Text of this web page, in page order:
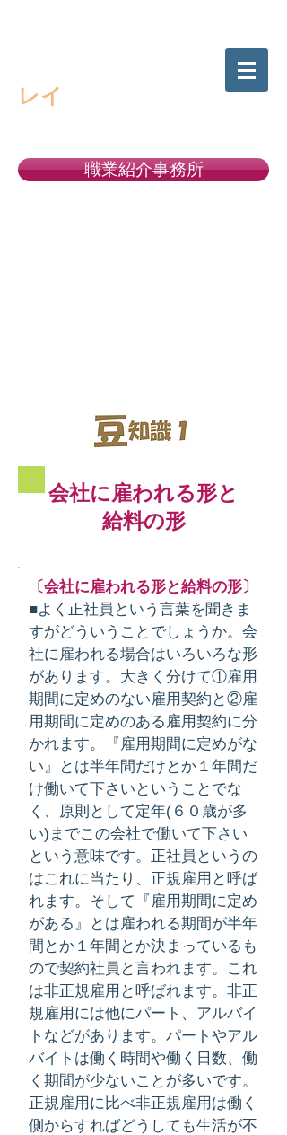
レイ
職業紹介事務所
〔会社に雇われる形と給料の形〕
■よく正社員という言葉を聞きま
すがどういうことでしょうか。会
社に雇われる場合はいろいろな形
があります。大きく分けて①雇用
期間に定めのない雇用契約と②雇
用期間に定めのある雇用契約に分
かれます。『雇用期間に定めがな
い』とは半年間だけとか１年間だ
け働いて下さいということでな
く、原則として定年(６０歳が多
い)までこの会社で働いて下さい
という意味です。正社員というの
はこれに当たり、正規雇用と呼ば
れます。そして『雇用期間に定め
がある』とは雇われる期間が半年
間とか１年間とか決まっているも
ので契約社員と言われます。これ
は非正規雇用と呼ばれます。非正
規雇用には他にパート、アルバイ
トなどがあります。パートやアル
バイトは働く時間や働く日数、働
く期間が少ないことが多いです。
正規雇用に比べ非正規雇用は働く
側からすればどうしても生活が不
会社に雇われる形と
給料の形